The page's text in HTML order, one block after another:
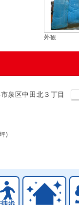
外観
泉区中田北３丁目
)